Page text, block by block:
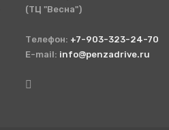
(ТЦ "Весна")
Телефон: +7-903-323-24-70
E-mail: info@penzadrive.ru